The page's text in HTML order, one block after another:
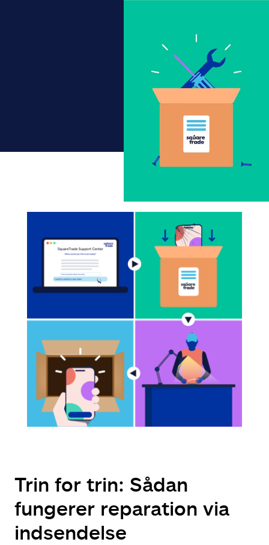
Trin for trin: Sådan
fungerer reparation via
indsendelse